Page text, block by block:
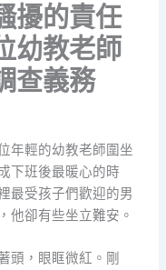
擾的責任
幼教老師
查義務
年輕的幼教老師圍坐
下班後最暖心的時
最受孩子們歡迎的男
他卻有些坐立難安。
頭，眼眶微紅。剛